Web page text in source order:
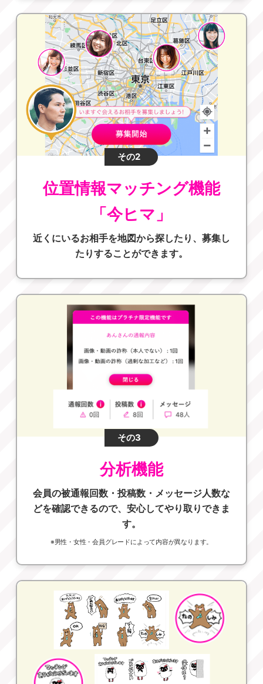
その2
位置情報マッチング機能
「今ヒマ」
近くにいるお相手を地図から探したり、募集し
たりすることができます。
その3
分析機能
会員の被通報回数・投稿数・メッセージ人数な
どを確認できるので、安心してやり取りできま
す。
※男性・女性・会員グレードによって内容が異なります。